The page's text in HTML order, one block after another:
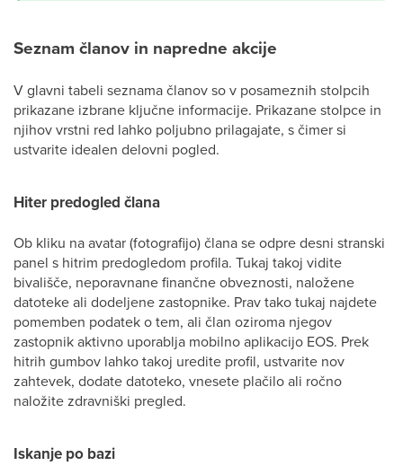
Seznam članov in napredne akcije
V glavni tabeli seznama članov so v posameznih stolpcih
prikazane izbrane ključne informacije. Prikazane stolpce in
njihov vrstni red lahko poljubno prilagajate, s čimer si
ustvarite idealen delovni pogled.
Hiter predogled člana
Ob kliku na avatar (fotografijo) člana se odpre desni stranski
panel s hitrim predogledom profila. Tukaj takoj vidite
bivališče, neporavnane finančne obveznosti, naložene
datoteke ali dodeljene zastopnike. Prav tako tukaj najdete
pomemben podatek o tem, ali član oziroma njegov
zastopnik aktivno uporablja mobilno aplikacijo EOS. Prek
hitrih gumbov lahko takoj uredite profil, ustvarite nov
zahtevek, dodate datoteko, vnesete plačilo ali ročno
naložite zdravniški pregled.
Iskanje po bazi